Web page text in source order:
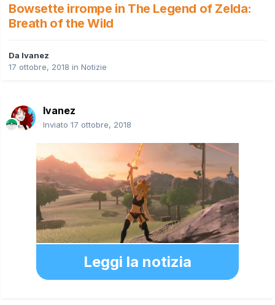
Bowsette irrompe in The Legend of Zelda:
Breath of the Wild
Da Ivanez
17 ottobre, 2018 in Notizie
Ivanez
Inviato 17 ottobre, 2018
Leggi la notizia